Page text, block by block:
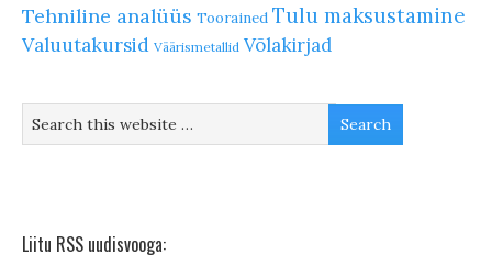
Tehniline analüüs Toorained Tulu maksustamine
Valuutakursid Väärismetallid Võlakirjad
Liitu RSS uudisvooga: